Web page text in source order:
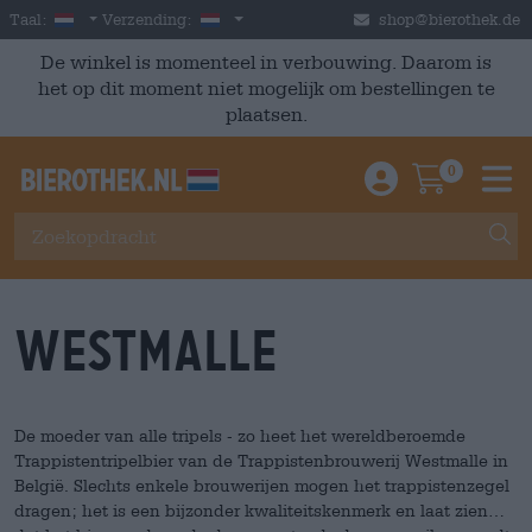
Skip to main content
Taal: Dutch
Verzending: Nederland shop@bierothek.de
De winkel is momenteel in verbouwing. Daarom is
het op dit moment niet mogelijk om bestellingen te
plaatsen.
Einloggen /
0
Westmalle
De moeder van alle tripels - zo heet het wereldberoemde
Trappistentripelbier van de Trappistenbrouwerij Westmalle in
België. Slechts enkele brouwerijen mogen het trappistenzegel
dragen; het is een bijzonder kwaliteitskenmerk en laat zien